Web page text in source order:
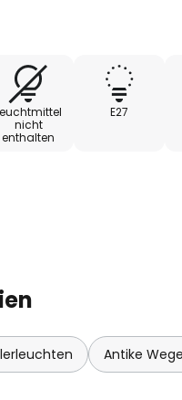
besteht aus
wurden.
nicht
enthalten
E27
Antike